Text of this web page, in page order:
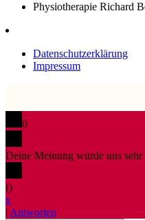
Physiotherapie Richard
Datenschutzerklärung
Impressum
0
Deine Meinung würde uns
()
x
| Antworten